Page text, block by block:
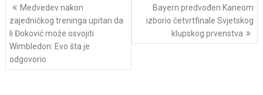
Post
navigation
Medvedev nakon
zajedničkog treninga upitan da
li Đoković može osvojiti
Wimbledon: Evo šta je
odgovorio
Bayern predvođen Kaneom
izborio četvrtfinale Svjetskog
klupskog prvenstva